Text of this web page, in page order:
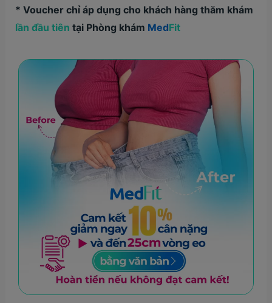
* Voucher chỉ áp dụng cho khách hàng thăm khám
lần đầu tiên tại Phòng khám MedFit